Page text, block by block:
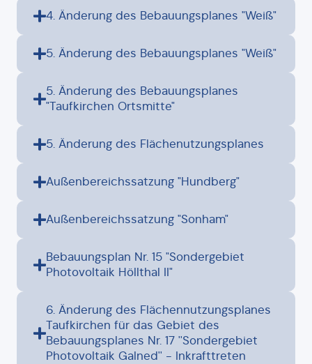
4. Änderung des Bebauungsplanes "Weiß"
5. Änderung des Bebauungsplanes "Weiß"
5. Änderung des Bebauungsplanes
"Taufkirchen Ortsmitte"
5. Änderung des Flächenutzungsplanes
Außenbereichssatzung "Hundberg"
Außenbereichssatzung "Sonham"
Bebauungsplan Nr. 15 "Sondergebiet
Photovoltaik Höllthal II"
6. Änderung des Flächennutzungsplanes
Taufkirchen für das Gebiet des
Bebauungsplanes Nr. 17 ''Sondergebiet
Photovoltaik Galned'' - Inkrafttreten